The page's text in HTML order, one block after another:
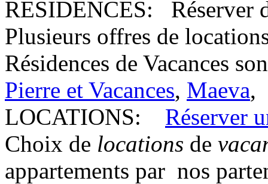
RESIDENCES: Réserver
Plusieurs offres de
Résidences de Vacances
Pierre et Vacances, Maeva,
LOCATIONS:
Réserver
Choix de locations de
appartements par nos